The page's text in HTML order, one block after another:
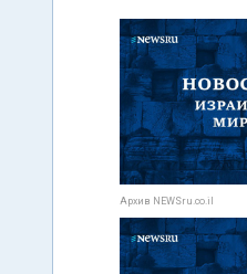
Архив NEWSru.co.il